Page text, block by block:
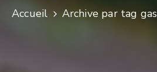
Vie
Municipale
Accueil Archive par tag